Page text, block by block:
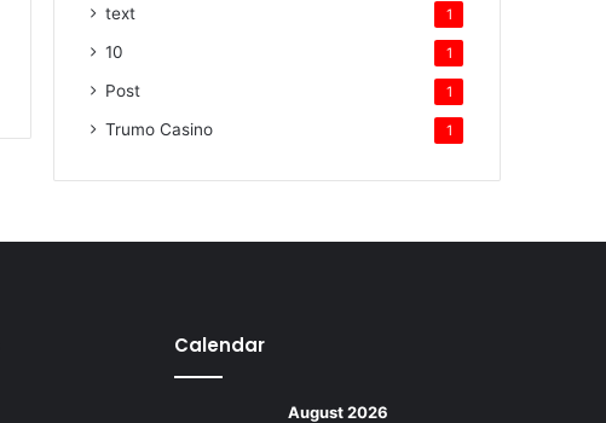
text 1
10 1
Post 1
Trumo Casino 1
Calendar
August 2026